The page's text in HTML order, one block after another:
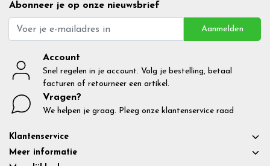
Abonneer je op onze nieuwsbrief
Aanmelden
Account
Snel regelen in je account. Volg je bestelling, betaal
facturen of retourneer een artikel.
Vragen?
We helpen je graag. Pleeg onze klantenservice raad
Klantenservice
Meer informatie